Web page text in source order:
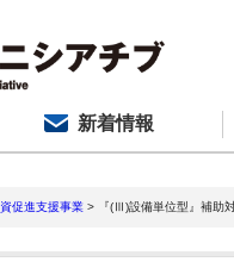
新着情報
促進支援事業 > 『(Ⅲ)設備単位型』補助